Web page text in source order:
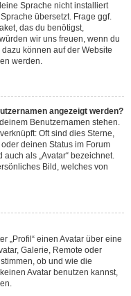
Sprache nicht installiert
übersetzt. Frage ggf.
das du benötigst,
wir uns freuen, wenn du
können auf der Website
werden.
angezeigt werden?
Benutzernamen stehen.
Oft sind dies Sterne,
deinen Status im Forum
als „Avatar“ bezeichnet.
Bild, welches von
„Profil“ einen Avatar über eine
Galerie, Remote oder
ob und wie die
Avatar benutzen kannst,